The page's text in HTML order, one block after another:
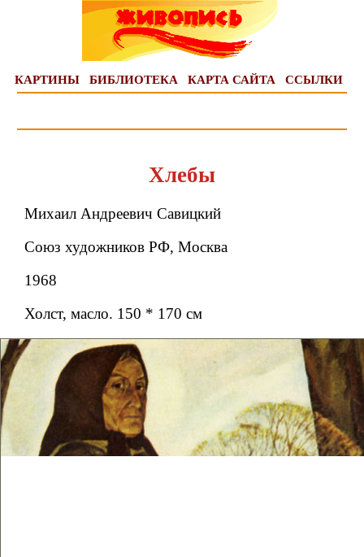
КАРТИНЫ БИБЛИОТЕКА КАРТА САЙТА ССЫЛКИ
Хлебы
Михаил Андреевич Савицкий
Союз художников РФ, Москва
1968
Холст, масло. 150 * 170 см